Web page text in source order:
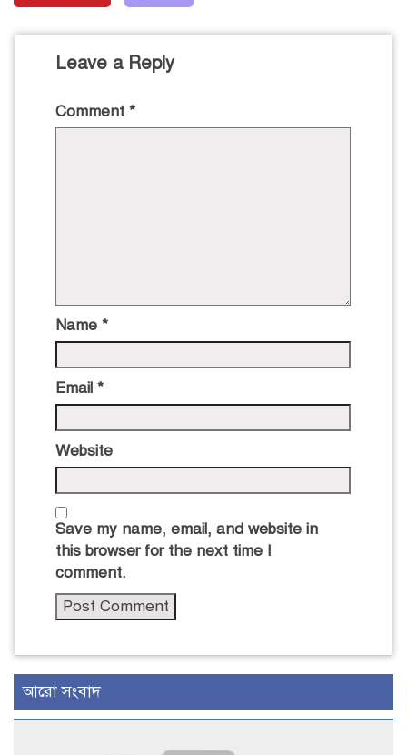
Leave a Reply
Comment *
Name *
Email *
Website
Save my name, email, and website in
this browser for the next time I
comment.
আরো সংবাদ